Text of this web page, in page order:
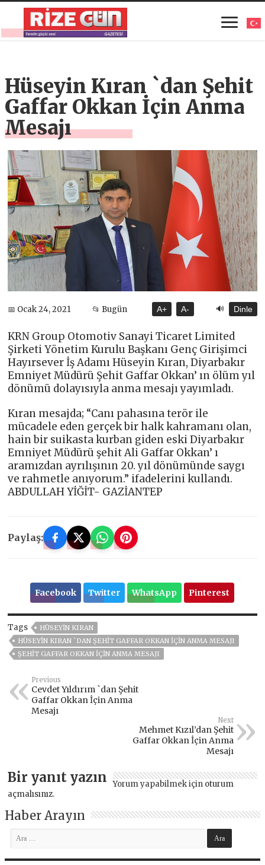
Hüseyin Kıran `dan Şehit
Gaffar Okkan İçin Anma
Mesajı
📅 Ocak 24, 2021 📂 Bugün A+ A- 🔊 Dinle
KRN Group Otomotiv Sanayi Ticaret Limited
Şirketi Yönetim Kurulu Başkanı Genç Girişimci
Hayırsever İş Adamı Hüseyin Kıran, Diyarbakır
Emniyet Müdürü Şehit Gaffar Okkan’ ın ölüm yıl
dönümü dolayısıyla anma mesajı yayımladı.
Kıran mesajda; “Canı pahasına terör ile
mücadele eden gerçek bir halk kahramanı olan,
hain bir suikasta kurban giden eski Diyarbakır
Emniyet Müdürü şehit Ali Gaffar Okkan’ ı
aramızdan ayrılışının 20. yıl dönümünde saygı
ve rahmetle anıyorum.” ifadelerini kullandı.
ABDULLAH YİĞİT- GAZİANTEP
Paylaş:
Facebook Twitter WhatsApp Pinterest
Tags
HÜSEYIN KIRAN
HÜSEYIN KIRAN `DAN ŞEHIT GAFFAR OKKAN İÇIN ANMA MESAJI
ŞEHIT GAFFAR OKKAN İÇIN ANMA MESAJI
Previous
Cevdet Yıldırım `dan Şehit
Gaffar Okkan İçin Anma
Mesajı
Next
Mehmet Kızıl’dan Şehit
Gaffar Okkan İçin Anma
Mesajı
Bir yanıt yazın Yorum yapabilmek için oturum
açmalısınız.
Haber Arayın